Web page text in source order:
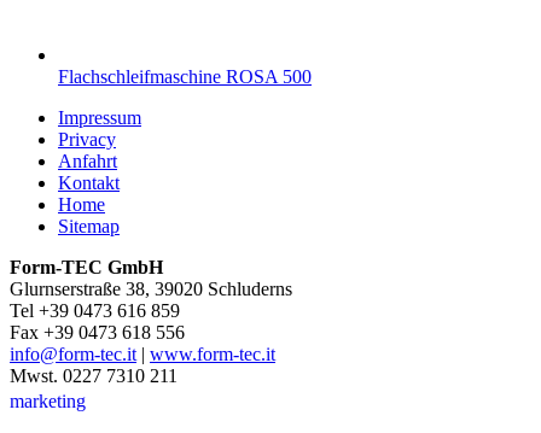
Flachschleifmaschine ROSA 500
Impressum
Privacy
Anfahrt
Kontakt
Home
Sitemap
Form-TEC GmbH
Glurnserstraße 38, 39020 Schluderns
Tel +39 0473 616 859
Fax +39 0473 618 556
info@form-tec.it | www.form-tec.it
Mwst. 0227 7310 211
marketing